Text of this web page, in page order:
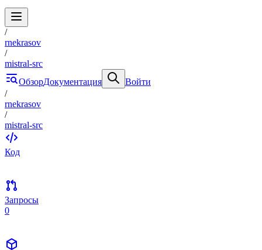
/
rnekrasov
/
mistral-src
ОбзорДокументация
Войти
/
rnekrasov
/
mistral-src
Код
Запросы
0